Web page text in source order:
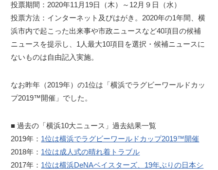
投票期間：2020年11月19日（木）～12月９日（水）
投票方法：インターネット及びはがき。2020年の1年間、横
浜市内で起こった出来事や市政ニュースなど40項目の候補
ニュースを提示し、1人最大10項目を選択・候補ニュースに
ないものは自由記入実施。
なお昨年（2019年）の1位は「横浜でラグビーワールドカッ
プ2019™開催」でした。
■ 過去の「横浜10大ニュース」過去結果一覧
2019年： 1位は横浜でラグビーワールドカップ2019™開催
2018年： 1位は成人式の晴れ着トラブル
2017年： 1位は横浜DeNAベイスターズ、19年ぶりの日本シ